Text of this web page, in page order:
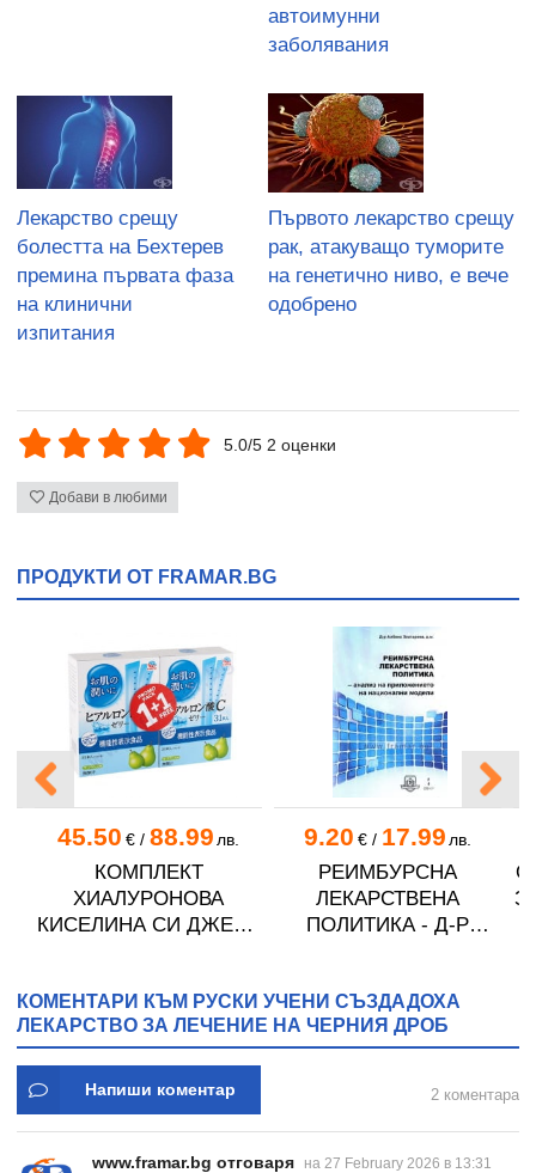
автоимунни
заболявания
Лекарство срещу
болестта на Бехтерев
премина първата фаза
на клинични
изпитания
Първото лекарство срещу
рак, атакуващо туморите
на генетично ниво, е вече
одобрено
5.0/5 2 оценки
Добави в любими
ПРОДУКТИ ОТ FRAMAR.BG
45.50 €/ 88.99 лв.
КОМПЛЕКТ
ХИАЛУРОНОВА
КИСЕЛИНА СИ ДЖЕЛИ
9.20 €/ 17.99 лв.
РЕИМБУРСНА
ЛЕКАРСТВЕНА
ПОЛИТИКА - Д-Р
КОМЕНТАРИ КЪМ РУСКИ УЧЕНИ СЪЗДАДОХА
ЛЕКАРСТВО ЗА ЛЕЧЕНИЕ НА ЧЕРНИЯ ДРОБ
Напиши коментар 2 коментара
www.framar.bg отговаря на 27 February 2026 в 13:31